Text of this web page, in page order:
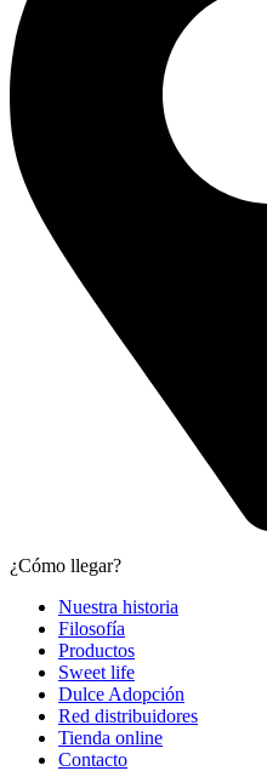
¿Cómo llegar?
Nuestra historia
Filosofía
Productos
Sweet life
Dulce Adopción
Red distribuidores
Tienda online
Contacto